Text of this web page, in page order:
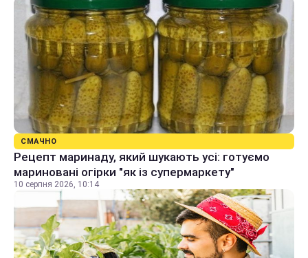
СМАЧНО
Рецепт маринаду, який шукають усі: готуємо
мариновані огірки "як із супермаркету"
10 серпня 2026, 10:14